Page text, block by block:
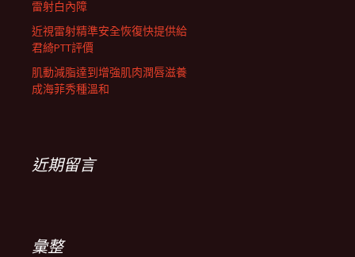
雷射白內障
近視雷射精準安全恢復快提供給
君綺PTT評價
肌動減脂達到增強肌肉潤唇滋養
成海菲秀種溫和
近期留言
彙整